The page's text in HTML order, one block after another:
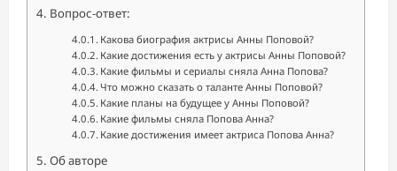
Вопрос-ответ:
Какова биография актрисы Анны Поповой?
Какие достижения есть у актрисы Анны Поповой?
Какие фильмы и сериалы сняла Анна Попова?
Что можно сказать о таланте Анны Поповой?
Какие планы на будущее у Анны Поповой?
Какие фильмы сняла Попова Анна?
Какие достижения имеет актриса Попова Анна?
Об авторе